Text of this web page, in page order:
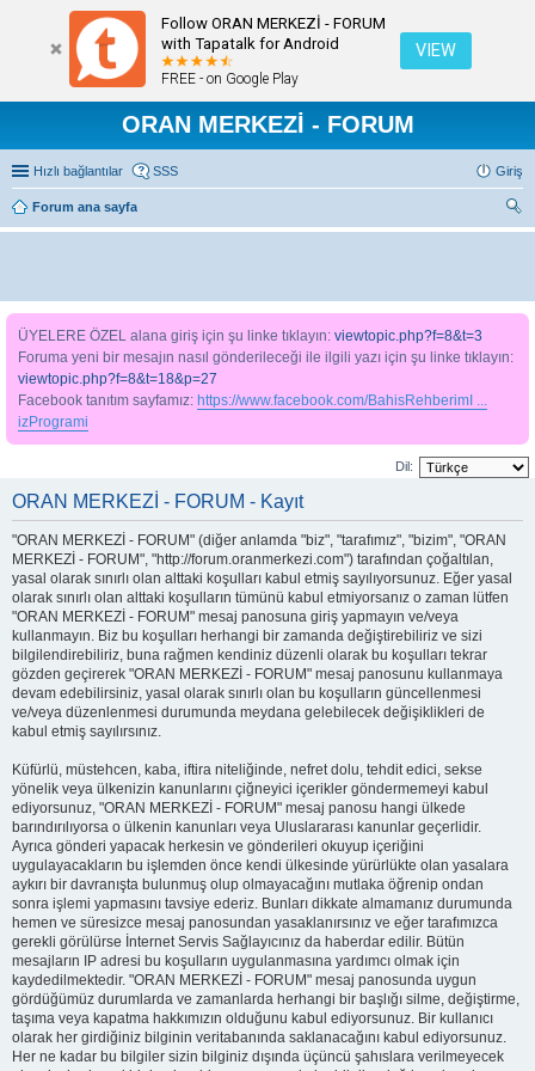
Follow ORAN MERKEZİ - FORUM
with Tapatalk for Android
FREE - on Google Play
VIEW
ORAN MERKEZİ - FORUM
Hızlı bağlantılar SSS Giriş
Forum ana sayfa
ra
ÜYELERE ÖZEL alana giriş için şu linke tıklayın: viewtopic.php?f=8&t=3
Foruma yeni bir mesajın nasıl gönderileceği ile ilgili yazı için şu linke tıklayın:
viewtopic.php?f=8&t=18&p=27
Facebook tanıtım sayfamız: https://www.facebook.com/BahisRehberimI ...
izProgrami
Dil:
ORAN MERKEZİ - FORUM - Kayıt
"ORAN MERKEZİ - FORUM" (diğer anlamda "biz", "tarafımız", "bizim", "ORAN
MERKEZİ - FORUM", "http://forum.oranmerkezi.com") tarafından çoğaltılan,
yasal olarak sınırlı olan alttaki koşulları kabul etmiş sayılıyorsunuz. Eğer yasal
olarak sınırlı olan alttaki koşulların tümünü kabul etmiyorsanız o zaman lütfen
"ORAN MERKEZİ - FORUM" mesaj panosuna giriş yapmayın ve/veya
kullanmayın. Biz bu koşulları herhangi bir zamanda değiştirebiliriz ve sizi
bilgilendirebiliriz, buna rağmen kendiniz düzenli olarak bu koşulları tekrar
gözden geçirerek "ORAN MERKEZİ - FORUM" mesaj panosunu kullanmaya
devam edebilirsiniz, yasal olarak sınırlı olan bu koşulların güncellenmesi
ve/veya düzenlenmesi durumunda meydana gelebilecek değişiklikleri de
kabul etmiş sayılırsınız.
Küfürlü, müstehcen, kaba, iftira niteliğinde, nefret dolu, tehdit edici, sekse
yönelik veya ülkenizin kanunlarını çiğneyici içerikler göndermemeyi kabul
ediyorsunuz, "ORAN MERKEZİ - FORUM" mesaj panosu hangi ülkede
barındırılıyorsa o ülkenin kanunları veya Uluslararası kanunlar geçerlidir.
Ayrıca gönderi yapacak herkesin ve gönderileri okuyup içeriğini
uygulayacakların bu işlemden önce kendi ülkesinde yürürlükte olan yasalara
aykırı bir davranışta bulunmuş olup olmayacağını mutlaka öğrenip ondan
sonra işlemi yapmasını tavsiye ederiz. Bunları dikkate almamanız durumunda
hemen ve süresizce mesaj panosundan yasaklanırsınız ve eğer tarafımızca
gerekli görülürse İnternet Servis Sağlayıcınız da haberdar edilir. Bütün
mesajların IP adresi bu koşulların uygulanmasına yardımcı olmak için
kaydedilmektedir. "ORAN MERKEZİ - FORUM" mesaj panosunda uygun
gördüğümüz durumlarda ve zamanlarda herhangi bir başlığı silme, değiştirme,
taşıma veya kapatma hakkımızın olduğunu kabul ediyorsunuz. Bir kullanıcı
olarak her girdiğiniz bilginin veritabanında saklanacağını kabul ediyorsunuz.
Her ne kadar bu bilgiler sizin bilginiz dışında üçüncü şahıslara verilmeyecek